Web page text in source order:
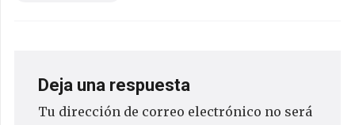
Deja una respuesta
Tu dirección de correo electrónico no será